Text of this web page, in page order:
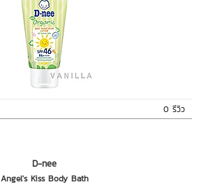
0 รีวิว
D-nee
Angel's Kiss Body Bath